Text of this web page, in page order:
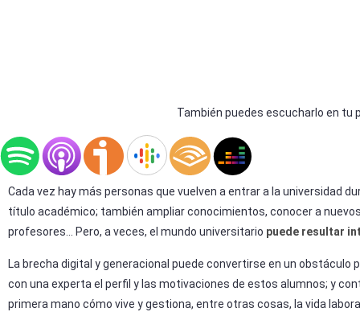
También puedes escucharlo en tu
Cada vez hay más personas que vuelven a entrar a la universidad
título académico; también ampliar conocimientos, conocer a
profesores… Pero, a veces, el mundo universitario puede resultar
La brecha digital y generacional puede convertirse en un obstáculo
con una experta el perfil y las motivaciones de estos alumnos; y
primera mano cómo vive y gestiona, entre otras cosas, la vida